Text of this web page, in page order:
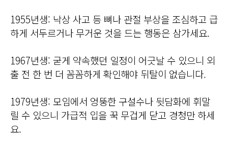
1955년생: 낙상 사고 등 뼈나 관절 부상을 조심하고 급
하게 서두르거나 무거운 것을 드는 행동은 삼가세요.
1967년생: 굳게 약속했던 일정이 어긋날 수 있으니 외
출 전 한 번 더 꼼꼼하게 확인해야 뒤탈이 없습니다.
1979년생: 모임에서 엉뚱한 구설수나 뒷담화에 휘말
릴 수 있으니 가급적 입을 꾹 무겁게 닫고 경청만 하세
요.